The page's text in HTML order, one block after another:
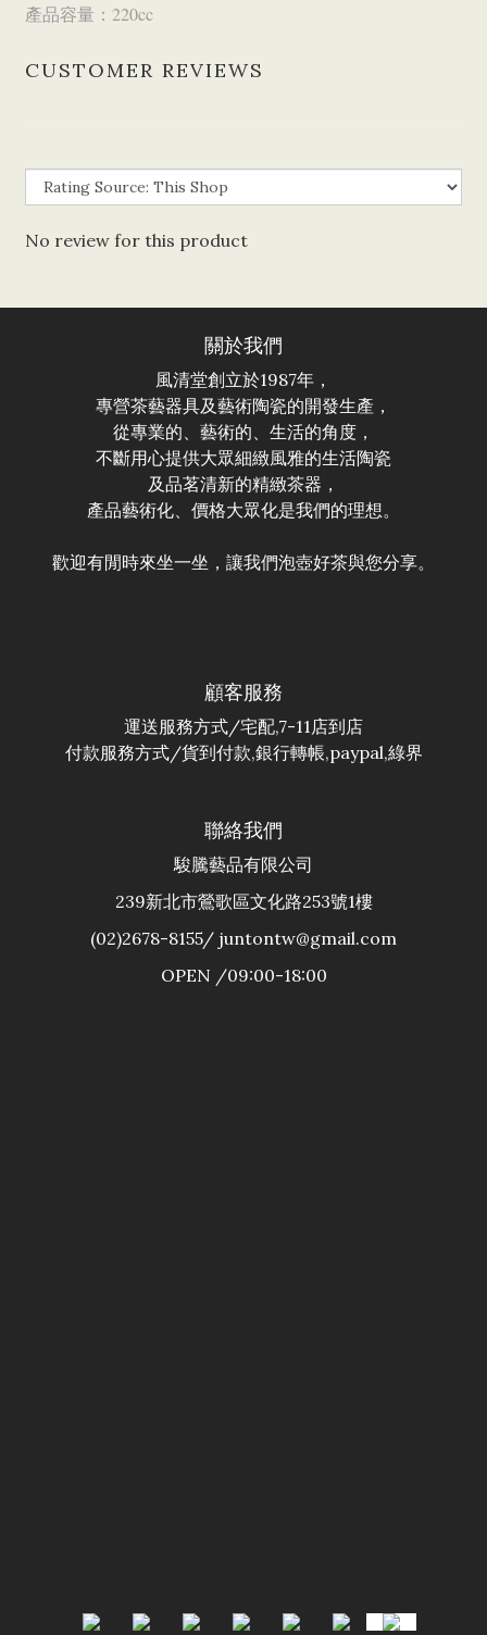
產品容量：220cc
CUSTOMER REVIEWS
No review for this product
關於我們
風清堂創立於1987年，
專營茶藝器具及藝術陶瓷的開發生產，
從專業的、藝術的、生活的角度，
不斷用心提供大眾細緻風雅的生活陶瓷
及品茗清新的精緻茶器，
產品藝術化、價格大眾化是我們的理想。
歡迎有閒時來坐一坐，讓我們泡壺好茶與您分享。
顧客服務
運送服務方式/宅配,7-11店到店
付款服務方式/貨到付款,銀行轉帳,paypal,綠界
聯絡我們
駿騰藝品有限公司
239新北市鶯歌區文化路253號1樓
(02)2678-8155/ juntontw@gmail.com
OPEN /09:00-18:00